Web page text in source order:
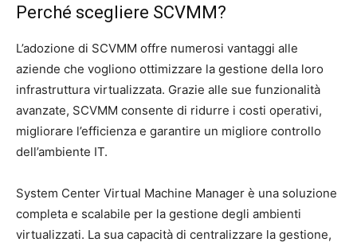
Perché scegliere SCVMM?
L’adozione di SCVMM offre numerosi vantaggi alle
aziende che vogliono ottimizzare la gestione della loro
infrastruttura virtualizzata. Grazie alle sue funzionalità
avanzate, SCVMM consente di ridurre i costi operativi,
migliorare l’efficienza e garantire un migliore controllo
dell’ambiente IT.
System Center Virtual Machine Manager è una soluzione
completa e scalabile per la gestione degli ambienti
virtualizzati. La sua capacità di centralizzare la gestione,